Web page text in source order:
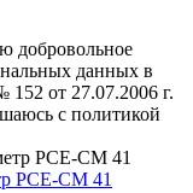
добровольное
данных в
152 от 27.07.2006 г.
с политикой
PCE-CM 41